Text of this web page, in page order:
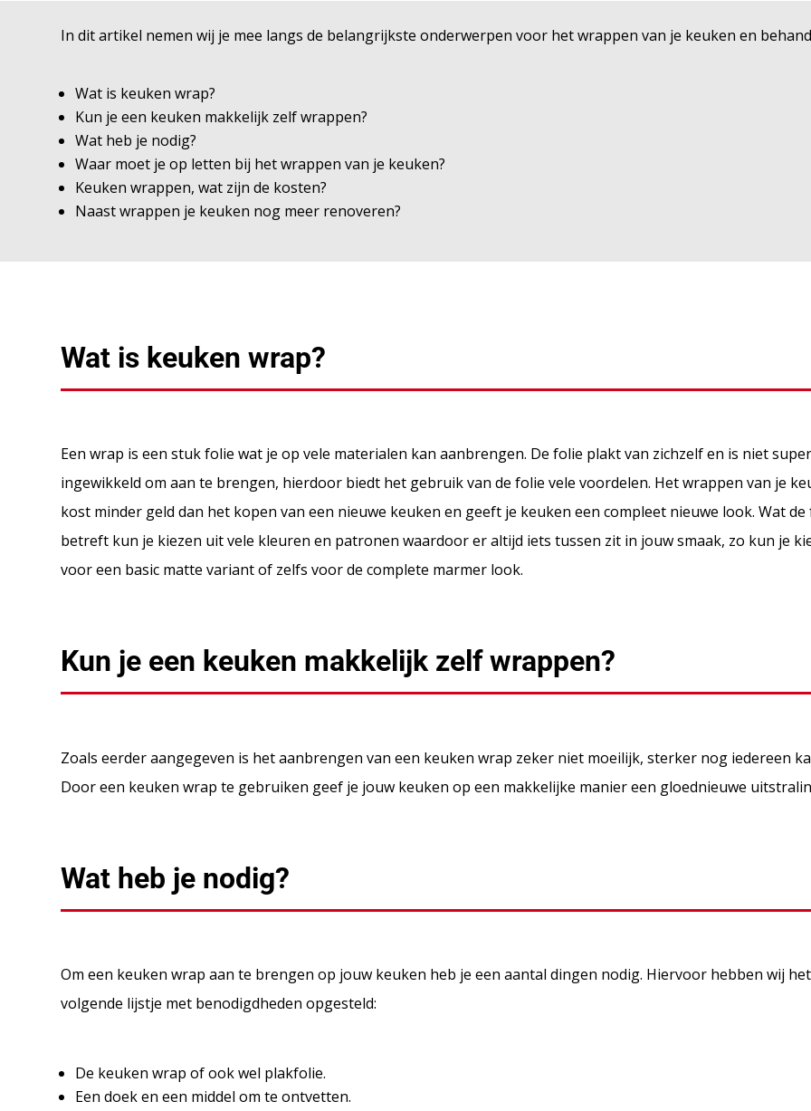
In dit artikel nemen wij je mee langs de belangrijkste onderwerpen voor het wrappen van je keuken en
Wat is keuken wrap?
Kun je een keuken makkelijk zelf wrappen?
Wat heb je nodig?
Waar moet je op letten bij het wrappen van je keuken?
Keuken wrappen, wat zijn de kosten?
Naast wrappen je keuken nog meer renoveren?
Wat is keuken wrap?
Een wrap is een stuk folie wat je op vele materialen kan aanbrengen. De folie plakt van zichzelf en is niet super
ingewikkeld om aan te brengen, hierdoor biedt het gebruik van de folie vele voordelen. Het wrappen van je
kost minder geld dan het kopen van een nieuwe keuken en geeft je keuken een compleet nieuwe look. Wat de
betreft kun je kiezen uit vele kleuren en patronen waardoor er altijd iets tussen zit in jouw smaak, zo kun je
voor een basic matte variant of zelfs voor de complete marmer look.
Kun je een keuken makkelijk zelf wrappen?
Zoals eerder aangegeven is het aanbrengen van een keuken wrap zeker niet moeilijk, sterker nog iedereen
Door een keuken wrap te gebruiken geef je jouw keuken op een makkelijke manier een gloednieuwe
Wat heb je nodig?
Om een keuken wrap aan te brengen op jouw keuken heb je een aantal dingen nodig. Hiervoor hebben wij het
volgende lijstje met benodigdheden opgesteld:
De keuken wrap of ook wel plakfolie.
Een doek en een middel om te ontvetten.